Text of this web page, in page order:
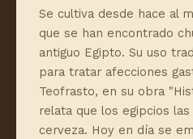
Se cultiva desde hace al
que se han encontrado
antiguo Egipto. Su uso
para tratar afecciones
Teofrasto, en su obra
relata que los egipcios
cerveza. Hoy en día se